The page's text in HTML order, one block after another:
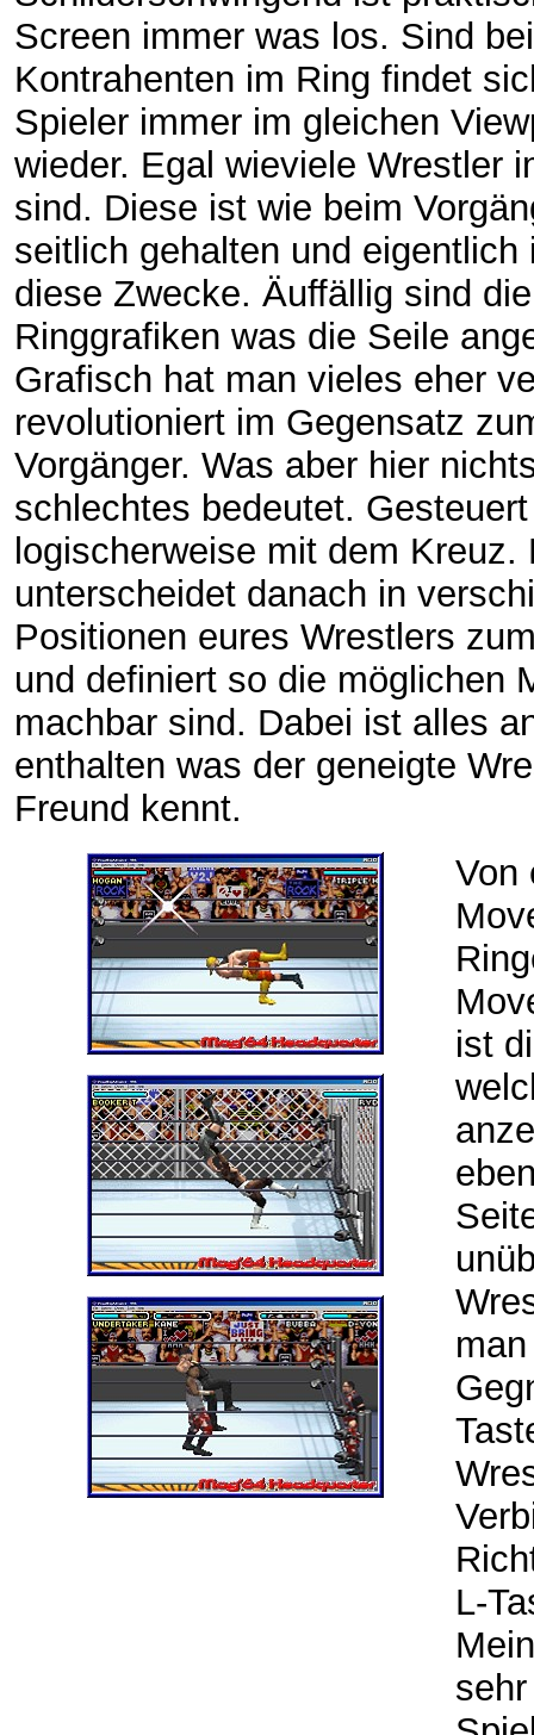
Screen immer was los. Sind
Kontrahenten im Ring findet
Spieler immer im gleichen
wieder. Egal wieviele Wrestler
sind. Diese ist wie beim
seitlich gehalten und eigentlich
diese Zwecke. Äuffällig sind
Ringgrafiken was die Seile
Grafisch hat man vieles eher
revolutioniert im Gegensatz
Vorgänger. Was aber hier
schlechtes bedeutet.
logischerweise mit dem Kreuz.
unterscheidet danach in
Positionen eures Wrestlers
und definiert so die möglichen
machbar sind. Dabei ist alles
enthalten was der geneigte
Freund kennt.
Von
ist
L-